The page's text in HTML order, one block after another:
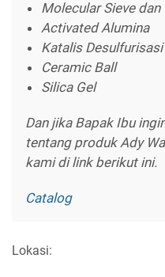
Molecular Sieve
Activated Alumina
Katalis Desulfurisasi
Ceramic Ball
Silica Gel
Dan jika Bapak Ibu
tentang produk Ady
kami di link berikut ini.
Catalog
Lokasi: